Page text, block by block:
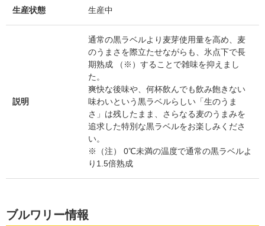
生産状態 生産中
説明
通常の黒ラベルより麦芽使用量を高め、麦
のうまさを際立たせながらも、氷点下で長
期熟成 （※）することで雑味を抑えまし
た。
爽快な後味や、何杯飲んでも飲み飽きない
味わいという黒ラベルらしい「生のうま
さ」は残したまま、さらなる麦のうまみを
追求した特別な黒ラベルをお楽しみくださ
い。
※（注） 0℃未満の温度で通常の黒ラベルよ
り1.5倍熟成
ブルワリー情報